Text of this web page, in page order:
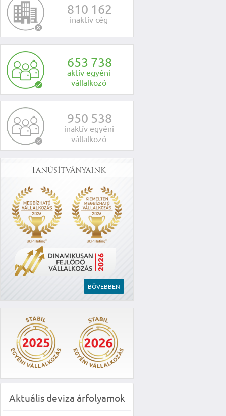
810 162
inaktív cég
653 738
aktív egyéni
vállalkozó
950 538
inaktív egyéni
vállalkozó
Tanúsítványaink
BŐVEBBEN
Aktuális deviza árfolyamok